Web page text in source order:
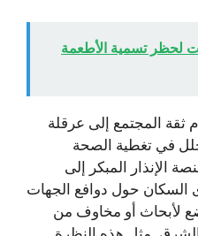
لحظر تسمية الأطعمة
المجتمع إلى عرقلة
في تغطية الصحة
الإنذار المبكر إلى
حول دوافع الجهات
لأبحاث أو مخاوف من